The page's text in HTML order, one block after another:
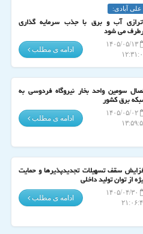
علی آبادی:
آب و برق با جذب سرمایه گذاری
می شود
۱۴۰۵/۰۵/۱۳
ادامه ی مطلب
سومین واحد بخار نیروگاه فردوسی به
برق کشور
۱۴۰۵/۰۵/۰۲
ادامه ی مطلب
سقف تسهیلات تجدیدپذیرها و حمایت
از توان تولید داخلی
۱۴۰۵/۰۴/۳۰
ادامه ی مطلب